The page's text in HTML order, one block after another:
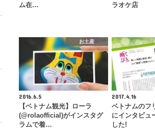
ム在…
ラオケ店
お土産
2016.6.5
【ベトナム観光】ローラ
(@rolaofficial)がインスタグ
ラムで着…
2017.4.16
ベトナムのフ
にインタビュ
した!